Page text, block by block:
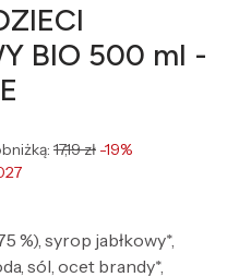
BIO 500 ml -
17,19 zł -19%
syrop jabłkowy*,
sól, ocet brandy*,